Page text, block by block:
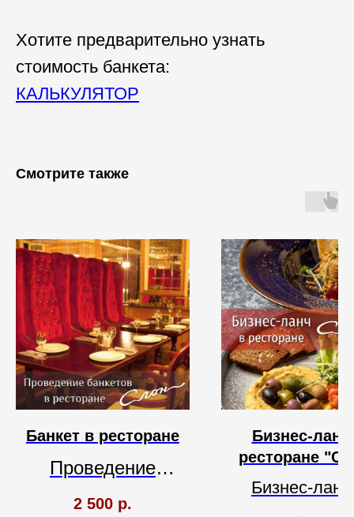
Хотите предварительно узнать
стоимость банкета:
КАЛЬКУЛЯТОР
Смотрите также
Банкет в ресторане
Проведение
банкетов.
2 500 р.
Бизнес-ланч
ресторане
Бизнес-